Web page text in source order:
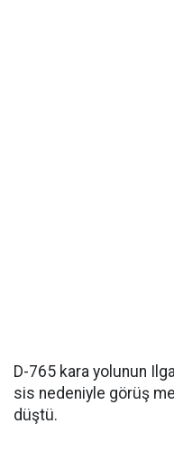
D-765 kara yolunun
sis nedeniyle görüş
düştü.